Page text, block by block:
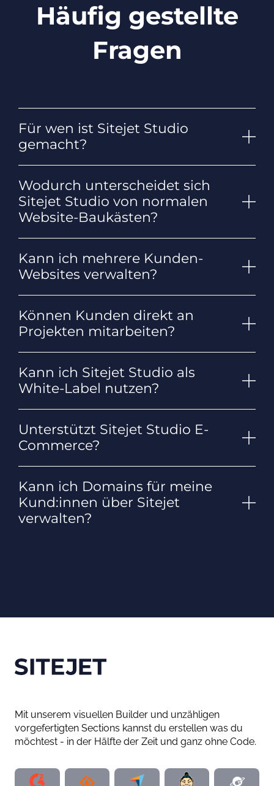
Häufig gestellte
Fragen
Für wen ist Sitejet Studio
gemacht?
Wodurch unterscheidet sich
Sitejet Studio von normalen
Website-Baukästen?
Kann ich mehrere Kunden-
Websites verwalten?
Können Kunden direkt an
Projekten mitarbeiten?
Kann ich Sitejet Studio als
White-Label nutzen?
Unterstützt Sitejet Studio E-
Commerce?
Kann ich Domains für meine
Kund:innen über Sitejet
verwalten?
Mit unserem visuellen Builder und unzähligen
vorgefertigten Sections kannst du erstellen was du
möchtest - in der Hälfte der Zeit und ganz ohne Code.